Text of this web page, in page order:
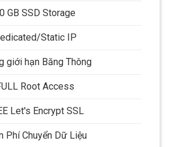
GB SSD Storage
Static IP
giới hạn Băng Thông
Root Access
Let's Encrypt SSL
Phí Chuyển Dữ Liệu